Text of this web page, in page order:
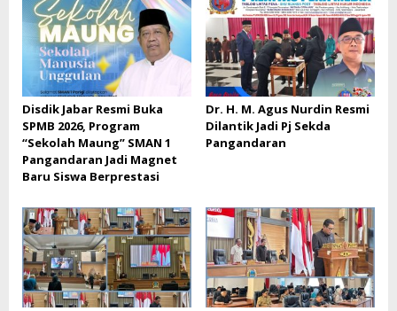
Disdik Jabar Resmi Buka
SPMB 2026, Program
“Sekolah Maung” SMAN 1
Pangandaran Jadi Magnet
Baru Siswa Berprestasi
Dr. H. M. Agus Nurdin Resmi
Dilantik Jadi Pj Sekda
Pangandaran